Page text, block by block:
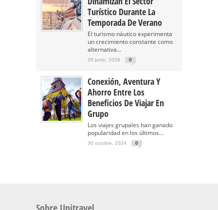
Turístico Durante La
Temporada De Verano
El turismo náutico experimenta
un crecimiento constante como
alternativa...
29 junio, 2026 0
Conexión, Aventura Y
Ahorro Entre Los
Beneficios De Viajar En
Grupo
Los viajes grupales han ganado
popularidad en los últimos...
30 octubre, 2024 0